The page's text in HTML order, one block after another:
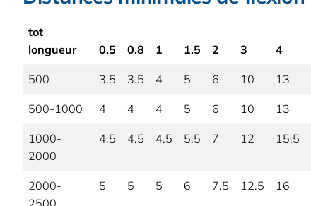
tot
longueur
0.5 0.8 1 1.5 2 3 4
500 3.5 3.5 4 5 6 10 13
500-1000 4 4 4 5 6 10 13
1000-
2000
4.5 4.5 4.5 5.5 7 12 15.5
2000-
2500
5 5 5 6 7.5 12.5 16